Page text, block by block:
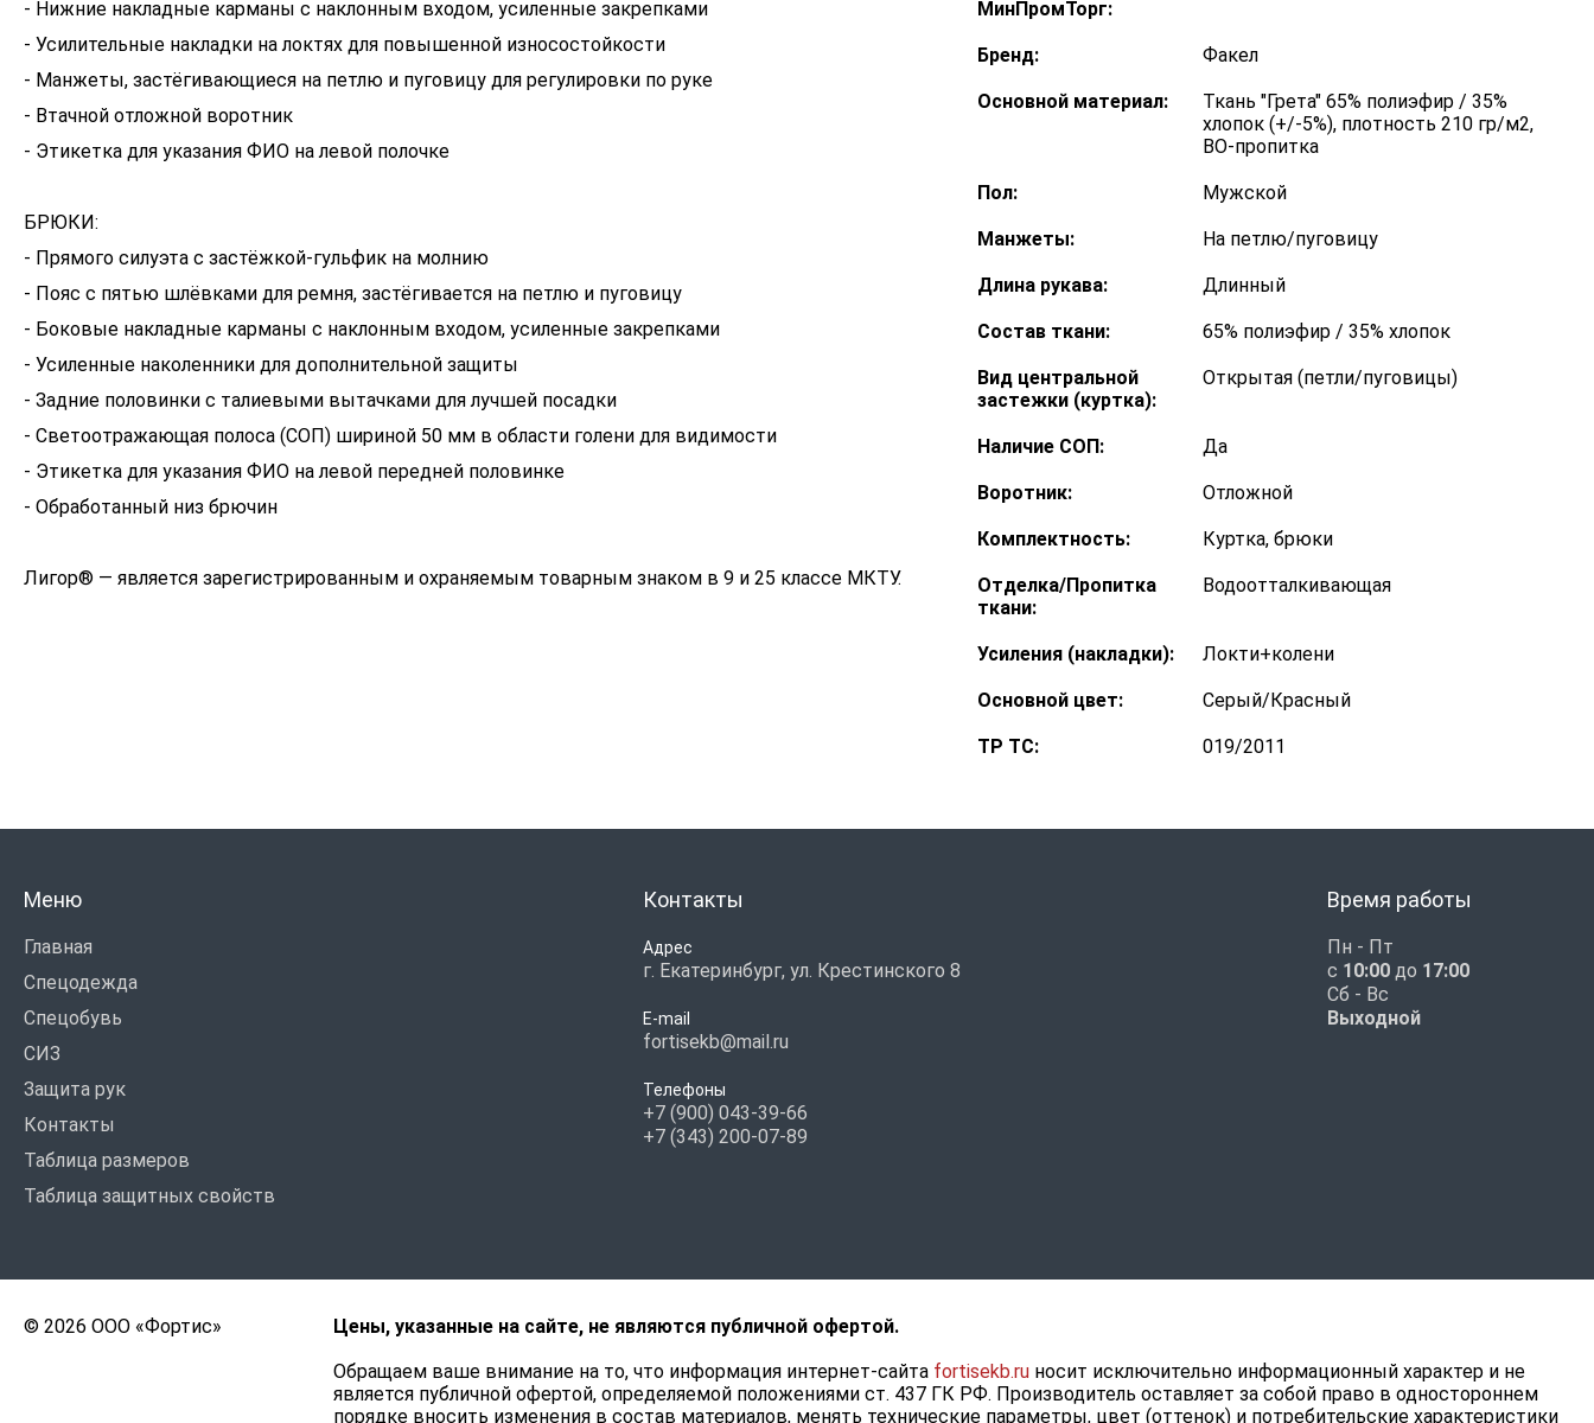
- Нижние накладные карманы с наклонным входом, усиленные закрепками
- Усилительные накладки на локтях для повышенной износостойкости
- Манжеты, застёгивающиеся на петлю и пуговицу для регулировки по руке
- Втачной отложной воротник
- Этикетка для указания ФИО на левой полочке
БРЮКИ:
- Прямого силуэта с застёжкой-гульфик на молнию
- Пояс с пятью шлёвками для ремня, застёгивается на петлю и пуговицу
- Боковые накладные карманы с наклонным входом, усиленные закрепками
- Усиленные наколенники для дополнительной защиты
- Задние половинки с талиевыми вытачками для лучшей посадки
- Светоотражающая полоса (СОП) шириной 50 мм в области голени для видимости
- Этикетка для указания ФИО на левой передней половинке
- Обработанный низ брючин
Лигор® — является зарегистрированным и охраняемым товарным знаком в 9 и 25 классе МКТУ.
МинПромТорг:
Бренд: Факел
Основной материал:
Ткань "Грета" 65% полиэфир / 35%
хлопок (+/-5%), плотность 210 гр/м2,
ВО-пропитка
Пол: Мужской
Манжеты: На петлю/пуговицу
Длина рукава: Длинный
Состав ткани: 65% полиэфир / 35% хлопок
Вид центральной
застежки (куртка):
Открытая (петли/пуговицы)
Наличие СОП: Да
Воротник: Отложной
Комплектность: Куртка, брюки
Отделка/Пропитка
ткани:
Водоотталкивающая
Усиления (накладки): Локти+колени
Основной цвет: Серый/Красный
ТР ТС: 019/2011
Меню
Главная
Спецодежда
Спецобувь
СИЗ
Защита рук
Контакты
Таблица размеров
Таблица защитных свойств
Контакты
Адрес
г. Екатеринбург, ул. Крестинского 8
E-mail
fortisekb@mail.ru
Телефоны
+7 (900) 043-39-66
+7 (343) 200-07-89
Время работы
Пн - Пт
с 10:00 до 17:00
Сб - Вс
Выходной
© 2026 ООО «Фортис»
Цены, указанные на сайте, не являются публичной офертой.
Обращаем ваше внимание на то, что информация интернет-сайта fortisekb.ruносит исключительно информационный характер и не
является публичной офертой, определяемой положениями ст. 437 ГК РФ. Производитель оставляет за собой право в одностороннем
порядке вносить изменения в состав материалов, менять технические параметры, цвет (оттенок) и потребительские характеристики